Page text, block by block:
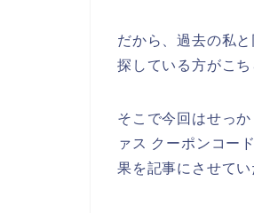
だから、過去の私
探している方がこ
そこで今回はせっ
ァス クーポンコー
果を記事にさせてい